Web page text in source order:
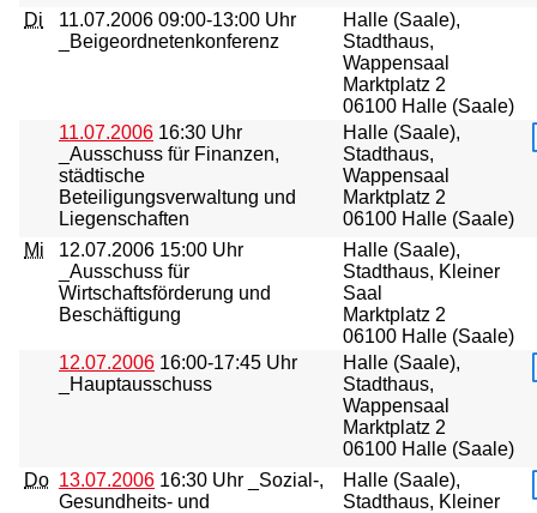
Di
11.07.2006 09:00-13:00 Uhr
_Beigeordnetenkonferenz
Halle (Saale),
Stadthaus,
Wappensaal
Marktplatz 2
06100 Halle (Saale)
11.07.2006 16:30 Uhr
_Ausschuss für Finanzen,
städtische
Beteiligungsverwaltung und
Liegenschaften
Halle (Saale),
Stadthaus,
Wappensaal
Marktplatz 2
06100 Halle (Saale)
Mi
12.07.2006 15:00 Uhr
_Ausschuss für
Wirtschaftsförderung und
Beschäftigung
Halle (Saale),
Stadthaus, Kleiner
Saal
Marktplatz 2
06100 Halle (Saale)
12.07.2006 16:00-17:45 Uhr
_Hauptausschuss
Halle (Saale),
Stadthaus,
Wappensaal
Marktplatz 2
06100 Halle (Saale)
Do 13.07.2006 16:30 Uhr _Sozial-,
Gesundheits- und
Halle (Saale),
Stadthaus, Kleiner